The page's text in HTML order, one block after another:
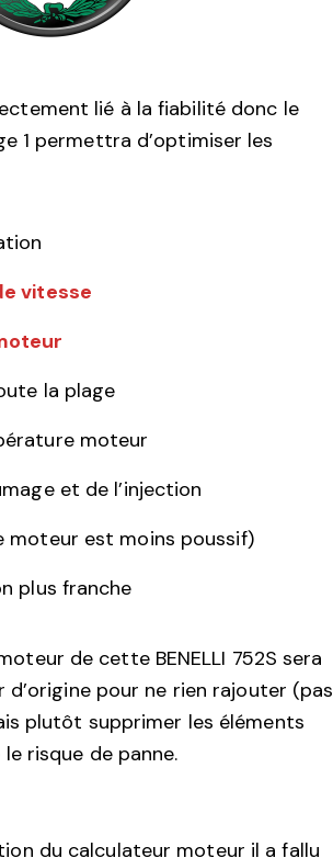
lié à la fiabilité donc le
1 permettra d’optimiser les
vitesse
la plage
moteur
et de l’injection
moteur est moins poussif)
plus franche
de cette BENELLI 752S sera
d’origine pour ne rien rajouter (pas
plutôt supprimer les éléments
risque de panne.
du calculateur moteur il a fallu